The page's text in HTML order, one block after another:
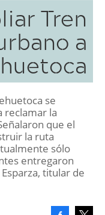
Tren
a
se
reclamar la
que el
la ruta
sólo
entregaron
titular de